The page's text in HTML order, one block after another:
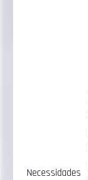
Necessidades